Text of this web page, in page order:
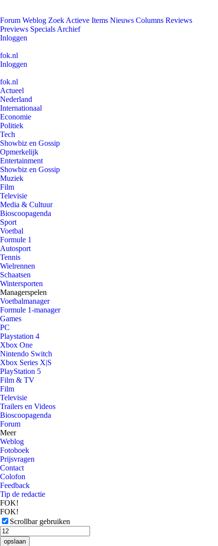
Forum Weblog Zoek Actieve Items Nieuws Columns Reviews
Previews Specials Archief
Inloggen
fok.nl
Inloggen
fok.nl
Actueel
Nederland
Internationaal
Economie
Politiek
Tech
Showbiz en Gossip
Opmerkelijk
Entertainment
Showbiz en Gossip
Muziek
Film
Televisie
Media & Cultuur
Bioscoopagenda
Sport
Voetbal
Formule 1
Autosport
Tennis
Wielrennen
Schaatsen
Wintersporten
Managerspelen
Voetbalmanager
Formule 1-manager
Games
PC
Playstation 4
Xbox One
Nintendo Switch
Xbox Series X|S
PlayStation 5
Film & TV
Film
Televisie
Trailers en Videos
Bioscoopagenda
Forum
Meer
Weblog
Fotoboek
Prijsvragen
Contact
Colofon
Feedback
Tip de redactie
FOK!
FOK!
Scrollbar gebruiken
opslaan